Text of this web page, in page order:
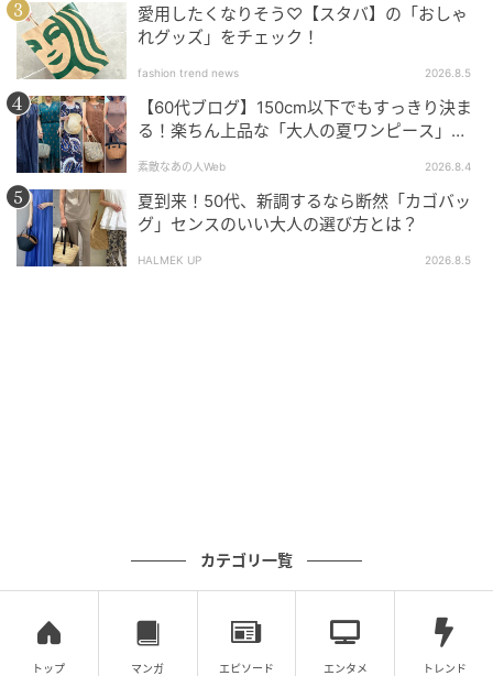
愛用したくなりそう♡【スタバ】の「おしゃ
れグッズ」をチェック！
fashion trend news 2026.8.5
【60代ブログ】150cm以下でもすっきり決ま
る！楽ちん上品な「大人の夏ワンピース」コ
素敵なあの人Web 2026.8.4
夏到来！50代、新調するなら断然「カゴバッ
グ」センスのいい大人の選び方とは？
HALMEK UP 2026.8.5
カテゴリ一覧
トップ マンガ エピソード エンタメ トレンド